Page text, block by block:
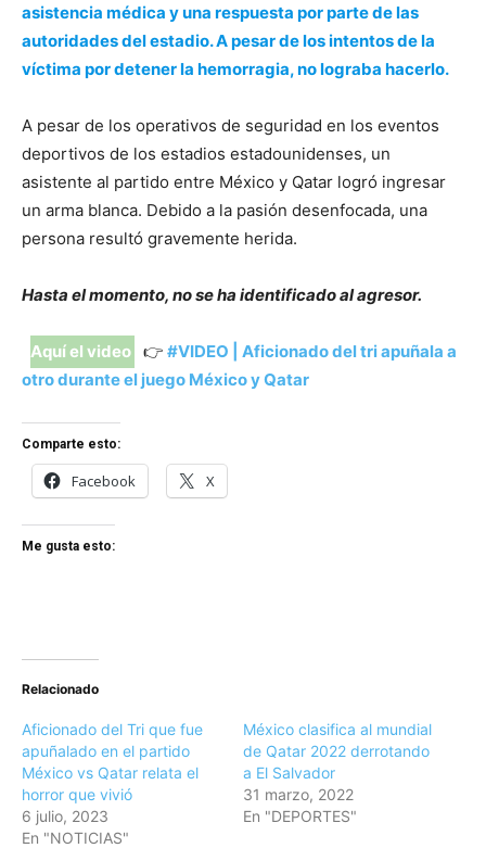
asistencia médica y una respuesta por parte de las
autoridades del estadio. A pesar de los intentos de la
víctima por detener la hemorragia, no lograba hacerlo.
A pesar de los operativos de seguridad en los eventos
deportivos de los estadios estadounidenses, un
asistente al partido entre México y Qatar logró ingresar
un arma blanca. Debido a la pasión desenfocada, una
persona resultó gravemente herida.
Hasta el momento, no se ha identificado al agresor.
Aquí el video 👉 #VIDEO | Aficionado del tri apuñala a
otro durante el juego México y Qatar
Comparte esto:
Facebook X
Me gusta esto:
Relacionado
Aficionado del Tri que fue
apuñalado en el partido
México vs Qatar relata el
horror que vivió
6 julio, 2023
En "NOTICIAS"
México clasifica al mundial
de Qatar 2022 derrotando
a El Salvador
31 marzo, 2022
En "DEPORTES"